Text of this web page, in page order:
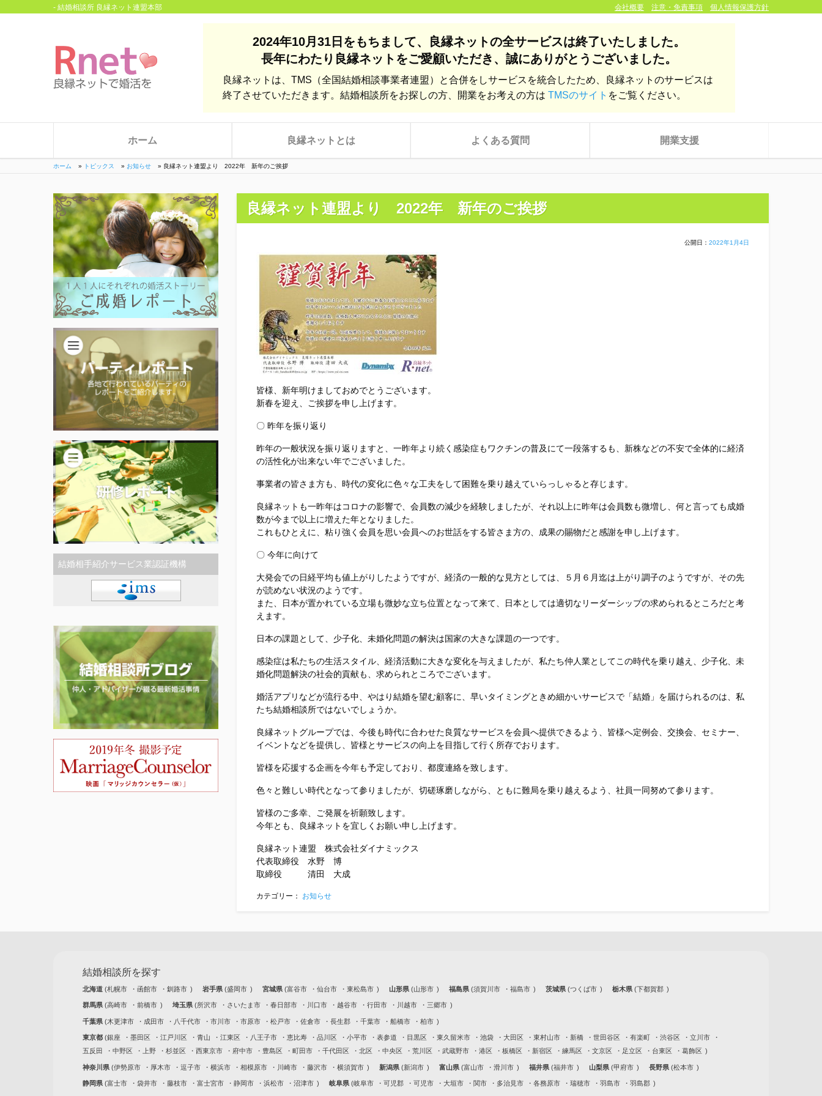
- 結婚相談所 良縁ネット連盟本部 会社概要 注意・免責事項 個人情報保護方針
2024年10月31日をもちまして、
良縁ネットの全サービスは終了いたしました。
長年にわたり良縁ネットをご愛顧いただき、 誠にありがとうございました。
良縁ネットは、TMS（全国結婚相談事業者連盟）と合併をしサービスを統合したため、良縁ネットのサービスは
終了させていただきます。結婚相談所をお探しの方、開業をお考えの方は TMSのサイト をご覧ください。
ホーム 良縁ネットとは よくある質問 開業支援
ホーム » トピックス » お知らせ » 良縁ネット連盟より 2022年 新年のご挨拶
結婚相手紹介サービス業認証機構
良縁ネット連盟より 2022年 新年のご挨拶
公開日： 2022年1月4日
皆様、新年明けましておめでとうございます。
新春を迎え、ご挨拶を申し上げます。
〇 昨年を振り返り
昨年の一般状況を振り返りますと、一昨年より続く感染症もワクチ ンの普及にて一段落するも、新株などの不安で全体的に経済
の活性化が出来ない年でございました。
事業者の皆さま方も、時代の変化に色々な工夫をして困難を乗り越 えていらっしゃると存じます。
良縁ネットも一昨年はコロナの影響で、会員数の減少を経験しまし たが、それ以上に昨年は会員数も微増し、何と言っても成婚
数が今 まで以上に増えた年となりました。
これもひとえに、粘り強く会員を思い会員へのお世話をする皆さま 方の、成果の賜物だと感謝を申し上げます。
〇 今年に向けて
大発会での日経平均も値上がりしたようですが、経済の一般的な見方としては、５月６月迄は上がり調子のようですが、その先
が読めない状況のようです。
また、日本が置かれている立場も微妙な立ち位置となって来て、日 本としては適切なリーダーシップの求められるところだと考
えます。
日本の課題として、少子化、未婚化問題の解決は国家の大きな課題の一つです。
感染症は私たちの生活スタイル、経済活動に大きな変化を与えまし たが、私たち仲人業としてこの時代を乗り越え、少子化、未
婚化問 題解決の社会的貢献も、求められところでございます。
婚活アプリなどが流行る中、やはり結婚を望む顧客に、早いタイミ ングときめ細かいサービスで「結婚」を届けられるのは、 私
たち結婚相談所ではないでしょうか。
良縁ネットグループでは、今後も時代に合わせた良質なサービスを会員へ提供できるよう、皆様へ定例会、交換会、セミナー、
イベントなどを提供し、皆様とサービスの向上を目指して行く所存でおります。
皆様を応援する企画を今年も予定しており、都度連絡を致します。
色々と難しい時代となって参りましたが、切磋琢磨しながら、とも に難局を乗り越えるよう、社員一同努めて参ります。
皆様のご多幸、ご発展を祈願致します。
今年とも、良縁ネットを宜しくお願い申し上げます。
良縁ネット連盟 株式会社ダイナミックス
代表取締役 水野 博
取締役 清田 大成
カテゴリー： お知らせ
結婚相談所を探す
北海道 札幌市 函館市 釧路市 岩手県 盛岡市 宮城県 富谷市 仙台市 東松島市 山形県 山形市 福島県 須賀川市 福島市 茨城県 つくば市 栃木県 下都賀郡
群馬県 高崎市 前橋市 埼玉県 所沢市 さいたま市 春日部市 川口市 越谷市 行田市 川越市 三郷市
千葉県 木更津市 成田市 八千代市 市川市 市原市 松戸市 佐倉市 長生郡 千葉市 船橋市 柏市
東京都 銀座 墨田区 江戸川区 青山 江東区 八王子市 恵比寿 品川区 小平市 表参道 目黒区 東久留米市 池袋 大田区 東村山市 新橋 世田谷区 有楽町 渋谷区
立川市
五反田
中野区 上野 杉並区 西東京市 府中市 豊島区 町田市 千代田区 北区 中央区 荒川区 武蔵野市 港区 板橋区 新宿区 練馬区 文京区 足立区 台東区 葛飾区
神奈川県 伊勢原市 厚木市 逗子市 横浜市 相模原市 川崎市 藤沢市 横須賀市 新潟県 新潟市 富山県 富山市 滑川市 福井県 福井市 山梨県 甲府市 長野県 松本市
静岡県 富士市 袋井市 藤枝市 富士宮市 静岡市 浜松市 沼津市 岐阜県 岐阜市 可児郡 可児市 大垣市 関市 多治見市 各務原市 瑞穂市 羽島市 羽島郡